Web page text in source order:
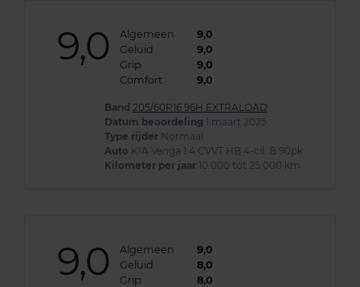
9,0 Algemeen
9,0
Geluid
9,0
Grip
9,0
Comfort
9,0
Band 205/60R16 96H EXTRALOAD
Datum beoordeling 1 maart 2025
Type rijder Normaal
Auto KIA Venga 1.4 CVVT HB 4-cil. B 90pk
Kilometer per jaar 10.000 tot 25.000 km
9,0 Algemeen
9,0
Geluid
8,0
Grip
8,0